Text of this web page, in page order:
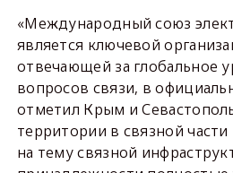
«Международный союз
является ключевой
отвечающей за глобальное
вопросов связи, в
отметил Крым и
территории в связной
на тему связной